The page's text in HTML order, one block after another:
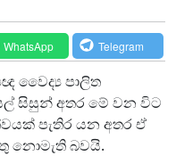
WhatsApp Telegram
වෛද්‍ය පාලිත
සිසුන් අතර මේ වන විට
පැතිර යන අතර ඒ
නොමැති බවයි.